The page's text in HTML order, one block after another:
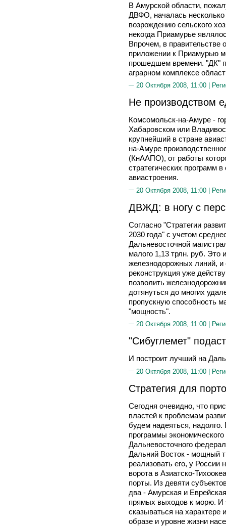
В Амурской области,
ДВФО, началась несколько
возрождению сельского
некогда Приамурье
Впрочем, в правительстве
приложении к Приамурью
прошедшем времени. "ДК"
аграрном комплексе
20 Октября 2008, 11:00 |
Не производством
Комсомольск-на-Амуре -
Хабаровском или
крупнейший в стране
на-Амуре
(КнААПО), от работы
стратегических программ
авиастроения.
20 Октября 2008, 11:00 |
ДВЖД: в ногу с
Согласно "Стратегии
2030 года" c учетом
Дальневосточной
малого 1,13 трлн. руб. Это
железнодорожных линий, и
реконструкция уже
позволить
дотянуться до многих
пропускную способность
"мощность".
20 Октября 2008, 11:00 |
"Сибуглемет"
И построит лучший на
20 Октября 2008, 11:00 |
Стратегия для
Сегодня очевидно, что
властей к проблемам
будем надеяться, надолго.
программы
Дальневосточного
Дальний Восток - мощный
реализовать его, у России
ворота в Азиатско-
порты. Из девяти
два - Амурская и
прямых выходов к морю. И
сказываться на характере
образе и уровне жизни